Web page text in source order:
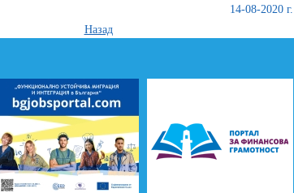
14-08-2020 г.
Назад